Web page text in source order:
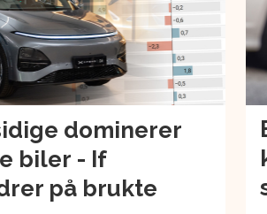
dominerer
biler - If
på brukte